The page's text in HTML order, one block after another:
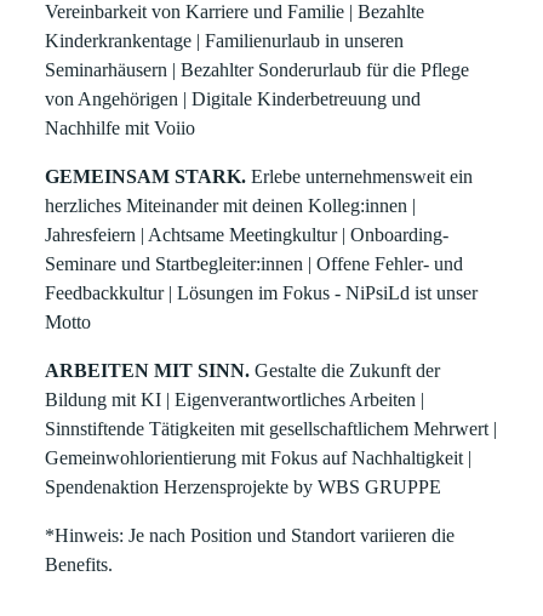
Vereinbarkeit von Karriere und Familie | Bezahlte
Kinderkrankentage | Familienurlaub in unseren
Seminarhäusern | Bezahlter Sonderurlaub für die Pflege
von Angehörigen | Digitale Kinderbetreuung und
Nachhilfe mit Voiio
GEMEINSAM STARK. Erlebe unternehmensweit ein
herzliches Miteinander mit deinen Kolleg:innen |
Jahresfeiern | Achtsame Meetingkultur | Onboarding-
Seminare und Startbegleiter:innen | Offene Fehler- und
Feedbackkultur | Lösungen im Fokus - NiPsiLd ist unser
Motto
ARBEITEN MIT SINN. Gestalte die Zukunft der
Bildung mit KI | Eigenverantwortliches Arbeiten |
Sinnstiftende Tätigkeiten mit gesellschaftlichem Mehrwert |
Gemeinwohlorientierung mit Fokus auf Nachhaltigkeit |
Spendenaktion Herzensprojekte by WBS GRUPPE
*Hinweis: Je nach Position und Standort variieren die
Benefits.